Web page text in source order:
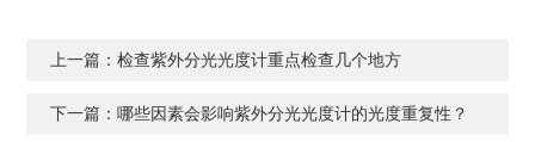
上一篇：检查紫外分光光度计重点检查几个地方
下一篇：哪些因素会影响紫外分光光度计的光度重复性？